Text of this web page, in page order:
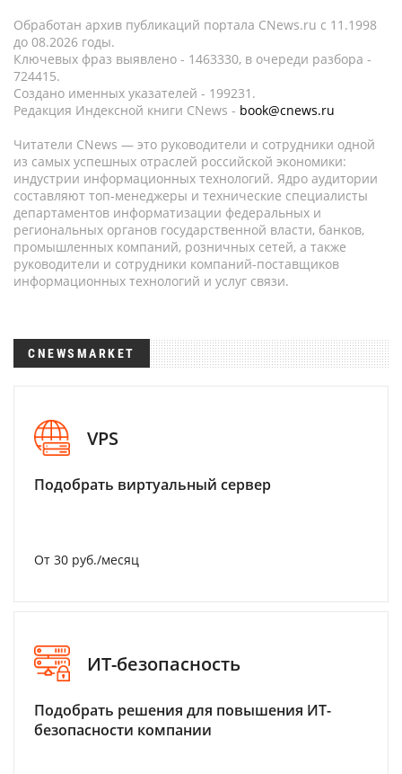
Обработан архив публикаций портала CNews.ru c 11.1998
до 08.2026 годы.
Ключевых фраз выявлено - 1463330, в очереди разбора -
724415.
Создано именных указателей - 199231.
Редакция Индексной книги CNews - book@cnews.ru
Читатели CNews — это руководители и сотрудники одной
из самых успешных отраслей российской экономики:
индустрии информационных технологий. Ядро аудитории
составляют топ-менеджеры и технические специалисты
департаментов информатизации федеральных и
региональных органов государственной власти, банков,
промышленных компаний, розничных сетей, а также
руководители и сотрудники компаний-поставщиков
информационных технологий и услуг связи.
CNEWSMARKET
VPS
Подобрать виртуальный сервер
От 30 руб./месяц
ИТ-безопасность
Подобрать решения для повышения ИТ-
безопасности компании